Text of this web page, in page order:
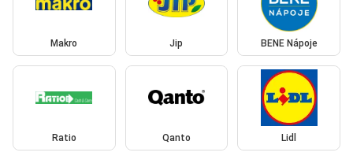
Makro Jip BENE Nápoje
Ratio Qanto Lidl